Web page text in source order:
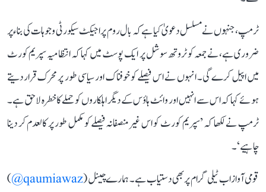
ٹرمپ، جنہوں نے مسلسل دعویٰ کیا ہے کہ بال روم پراجیکٹ سیکورٹی وجوہات کی بناء پر
ضروری ہے، نے جمعہ کو ٹروتھ سوشل پر ایک پوسٹ میں کہا کہ انتظامیہ سپریم کورٹ
میں اپیل کرے گی۔ انہوں نے اس فیصلے کو خوفناک اور سیاسی طور پر محرک قرار دیتے
ہوئے کہا کہ اس سے انہیں اور وائٹ ہاؤس کے دیگر اہلکاروں کو حملے کا خطرہ لاحق ہے۔
ٹرمپ نے لکھا کہ ’سپریم کورٹ کو اس غیر منصفانہ فیصلے کو مکمل طور پر کالعدم کر دینا
چاہیے‘۔
قومی آواز اب ٹیلی گرام پر بھی دستیاب ہے۔ ہمارے چینل (qaumiawaz@
)